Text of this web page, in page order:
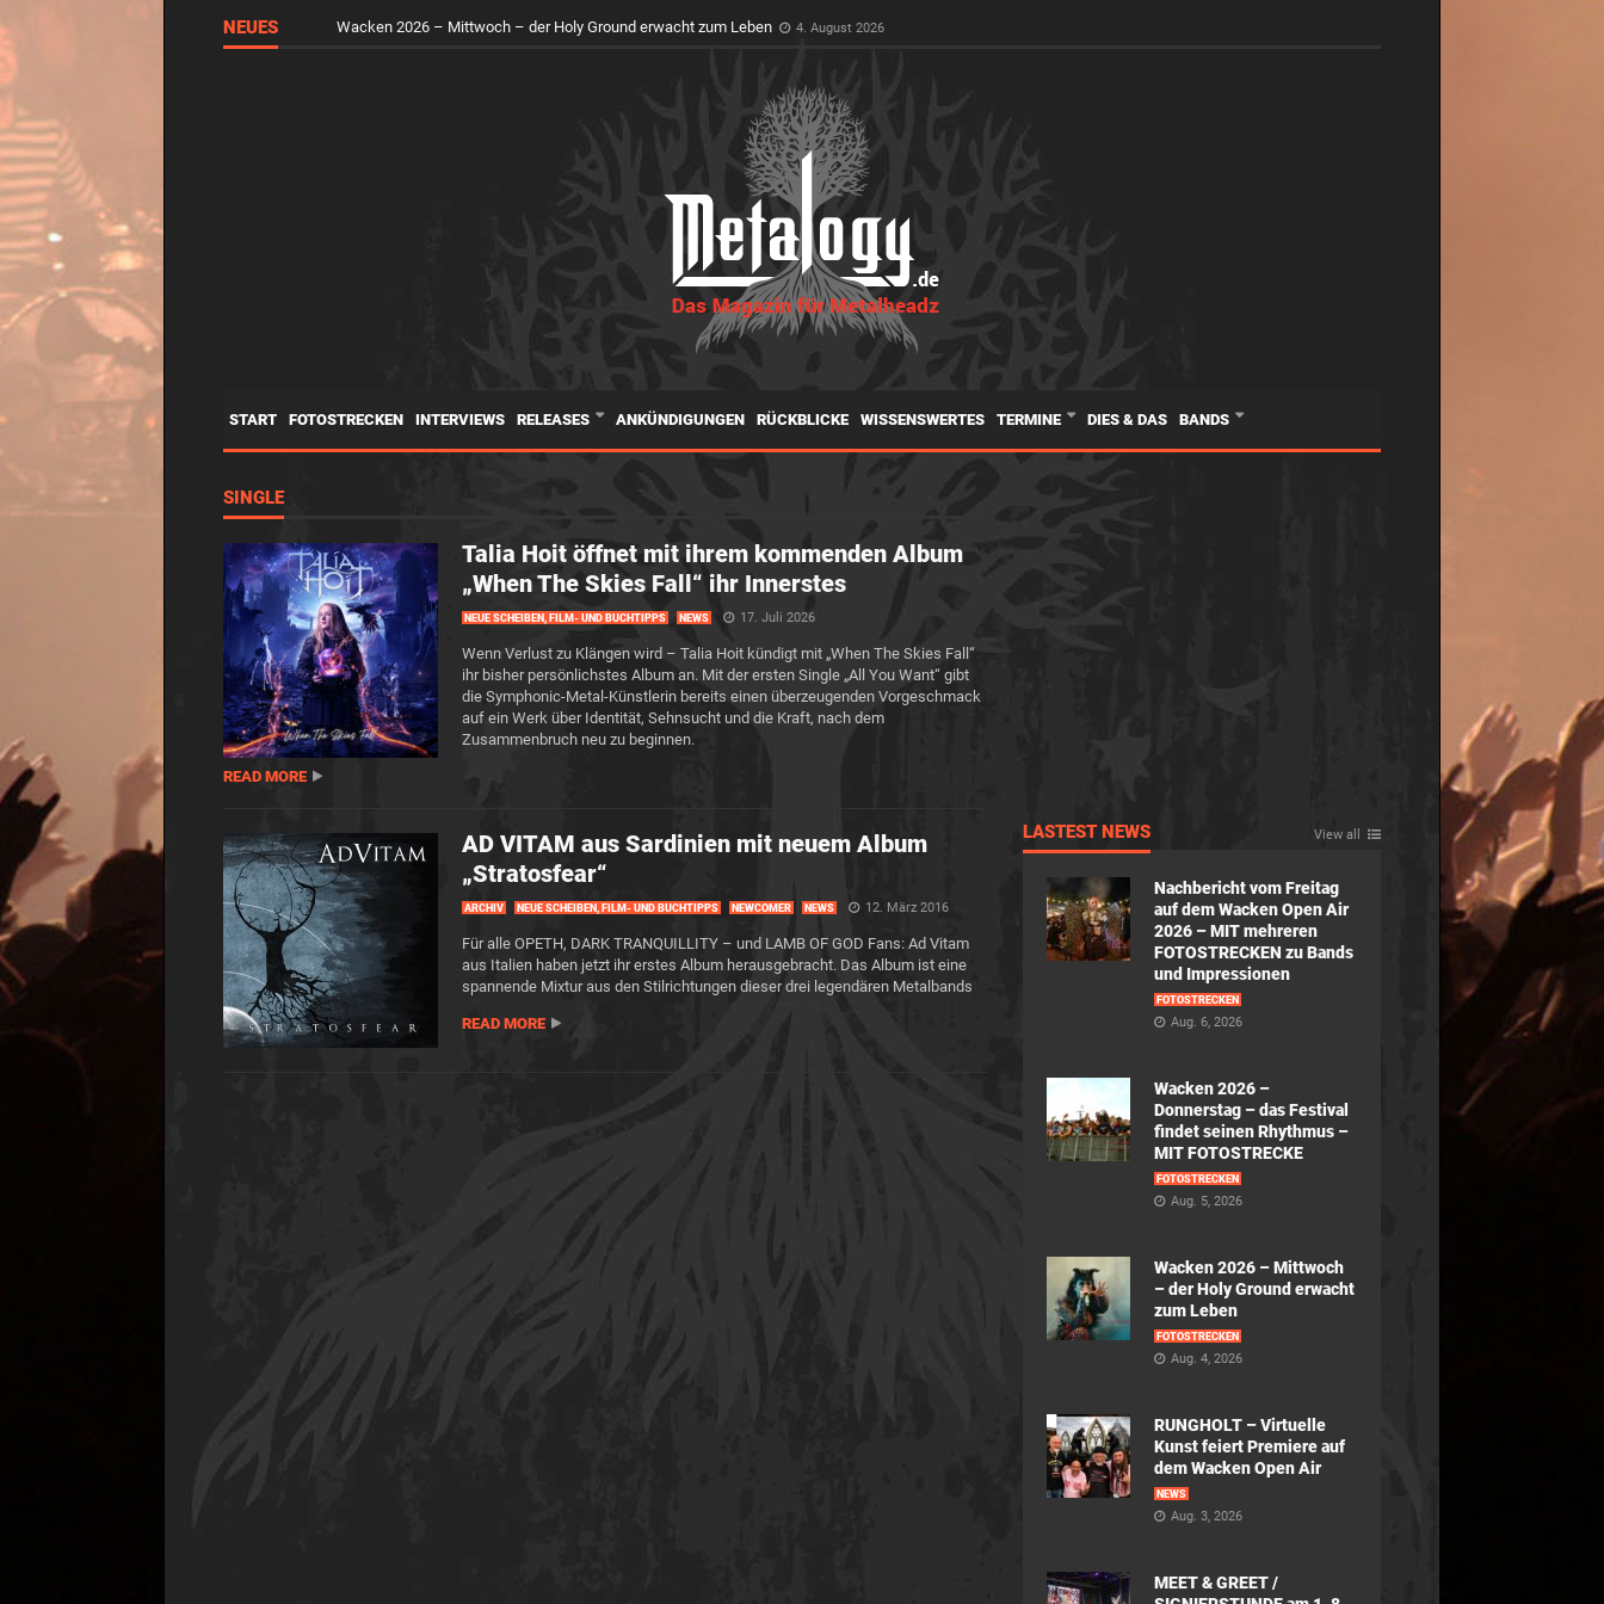
NEUES Wacken 2026 – Mittwoch – der Holy Ground erwacht zum Leben 4. August 2026
RUNGHOLT – Virtuelle Kunst feiert Premiere auf dem Wacken Open Air 3. August 2026
START FOTOSTRECKEN INTERVIEWS RELEASES ANKÜNDIGUNGEN RÜCKBLICKE WISSENSWERTES TERMINE DIES & DAS BANDS
SINGLE
Talia Hoit öffnet mit ihrem kommenden Album
„When The Skies Fall“ ihr Innerstes
NEUE SCHEIBEN, FILM- UND BUCHTIPPS NEWS 17. Juli 2026
Wenn Verlust zu Klängen wird – Talia Hoit kündigt mit „When The Skies Fall“
ihr bisher persönlichstes Album an. Mit der ersten Single „All You Want“ gibt
die Symphonic-Metal-Künstlerin bereits einen überzeugenden Vorgeschmack
auf ein Werk über Identität, Sehnsucht und die Kraft, nach dem
Zusammenbruch neu zu beginnen.
READ MORE
AD VITAM aus Sardinien mit neuem Album
„Stratosfear“
ARCHIV NEUE SCHEIBEN, FILM- UND BUCHTIPPS NEWCOMER NEWS 12. März 2016
Für alle OPETH, DARK TRANQUILLITY – und LAMB OF GOD Fans: Ad Vitam
aus Italien haben jetzt ihr erstes Album herausgebracht. Das Album ist eine
spannende Mixtur aus den Stilrichtungen dieser drei legendären Metalbands
READ MORE
LASTEST NEWS View all
Nachbericht vom Freitag
auf dem Wacken Open Air
2026 – MIT mehreren
FOTOSTRECKEN zu Bands
und Impressionen
FOTOSTRECKEN
Aug. 6, 2026
Wacken 2026 –
Donnerstag – das Festival
findet seinen Rhythmus –
MIT FOTOSTRECKE
FOTOSTRECKEN
Aug. 5, 2026
Wacken 2026 – Mittwoch
– der Holy Ground erwacht
zum Leben
FOTOSTRECKEN
Aug. 4, 2026
RUNGHOLT – Virtuelle
Kunst feiert Premiere auf
dem Wacken Open Air
NEWS
Aug. 3, 2026
MEET & GREET /